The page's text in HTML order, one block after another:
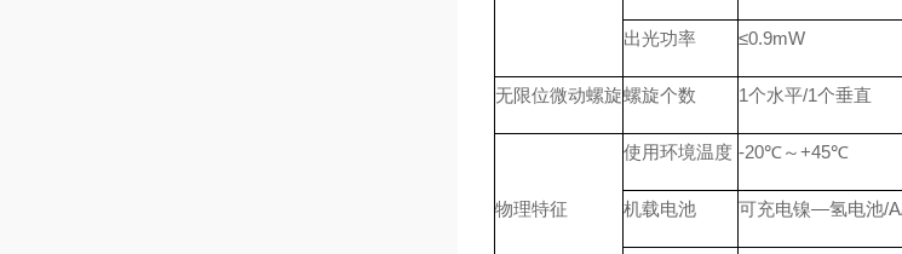
出光功率 ≤0.9mW
无限位微动螺旋螺旋个数 1个水平/1个垂直
物理特征
使用环境温度 -20℃～+45℃
机载电池 可充电镍—氢电池/